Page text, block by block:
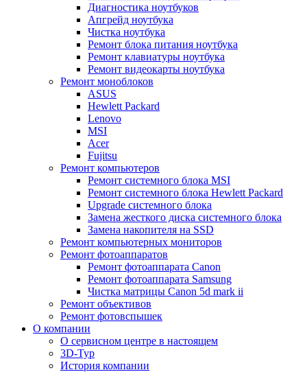
Диагностика ноутбуков
Апгрейд ноутбука
Чистка ноутбука
Ремонт блока питания ноутбука
Ремонт клавиатуры ноутбука
Ремонт видеокарты ноутбука
Ремонт моноблоков
ASUS
Hewlett Packard
Lenovo
MSI
Acer
Fujitsu
Ремонт компьютеров
Ремонт системного блока MSI
Ремонт системного блока Hewlett Packard
Upgrade системного блока
Замена жесткого диска системного блока
Замена накопителя на SSD
Ремонт компьютерных мониторов
Ремонт фотоаппаратов
Ремонт фотоаппарата Canon
Ремонт фотоаппарата Samsung
Чистка матрицы Canon 5d mark ii
Ремонт объективов
Ремонт фотовспышек
О компании
О сервисном центре в настоящем
3D-Тур
История компании